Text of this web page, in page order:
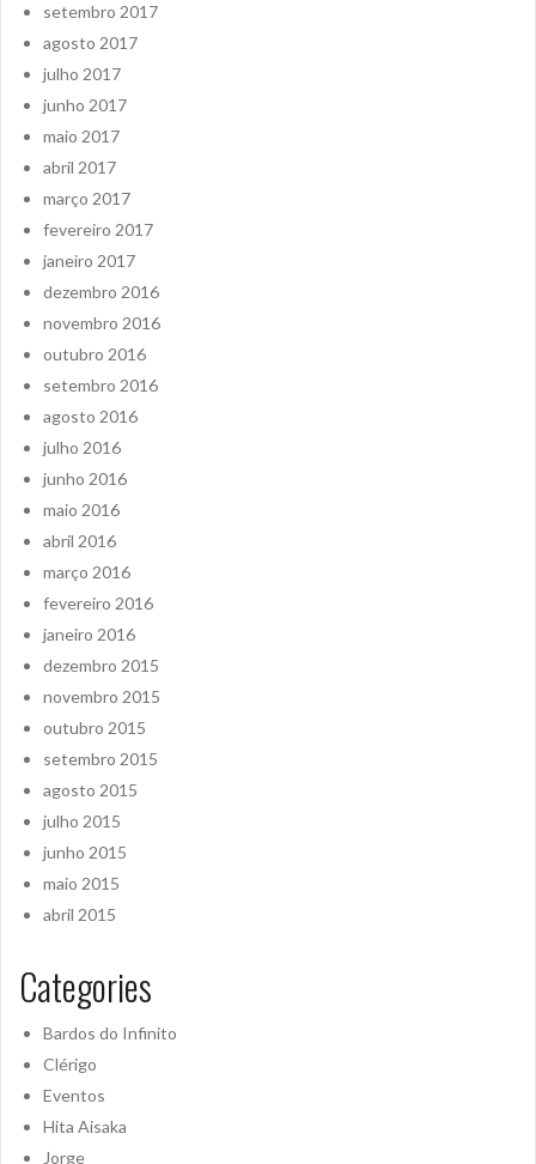
setembro 2017
agosto 2017
julho 2017
junho 2017
maio 2017
abril 2017
março 2017
fevereiro 2017
janeiro 2017
dezembro 2016
novembro 2016
outubro 2016
setembro 2016
agosto 2016
julho 2016
junho 2016
maio 2016
abril 2016
março 2016
fevereiro 2016
janeiro 2016
dezembro 2015
novembro 2015
outubro 2015
setembro 2015
agosto 2015
julho 2015
junho 2015
maio 2015
abril 2015
Categories
Bardos do Infinito
Clérigo
Eventos
Hita Aisaka
Jorge